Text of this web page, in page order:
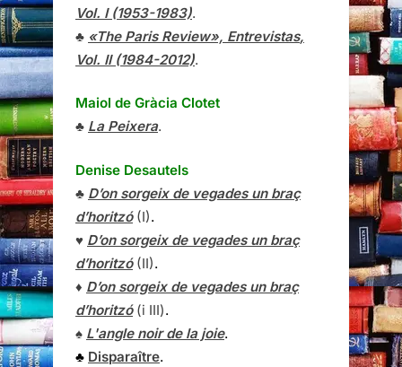
Vol. I (1953-1983).
♣ «The Paris Review», Entrevistas,
Vol. II (1984-2012).
Maiol de Gràcia Clotet
♣ La Peixera.
Denise Desautels
♣ D’on sorgeix de vegades un braç
d’horitzó(I).
♥ D’on sorgeix de vegades un braç
d’horitzó(II).
♦ D’on sorgeix de vegades un braç
d’horitzó(i III).
♠ L'angle noir de la joie.
♣ Disparaître.